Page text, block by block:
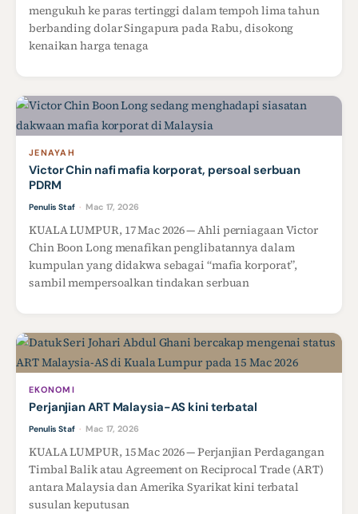
mengukuh ke paras tertinggi dalam tempoh lima tahun
berbanding dolar Singapura pada Rabu, disokong
kenaikan harga tenaga
JENAYAH
Victor Chin nafi mafia korporat, persoal serbuan
PDRM
Penulis Staf · Mac 17, 2026
KUALA LUMPUR, 17 Mac 2026 — Ahli perniagaan Victor
Chin Boon Long menafikan penglibatannya dalam
kumpulan yang didakwa sebagai “mafia korporat”,
sambil mempersoalkan tindakan serbuan
EKONOMI
Perjanjian ART Malaysia-AS kini terbatal
Penulis Staf · Mac 17, 2026
KUALA LUMPUR, 15 Mac 2026 — Perjanjian Perdagangan
Timbal Balik atau Agreement on Reciprocal Trade (ART)
antara Malaysia dan Amerika Syarikat kini terbatal
susulan keputusan